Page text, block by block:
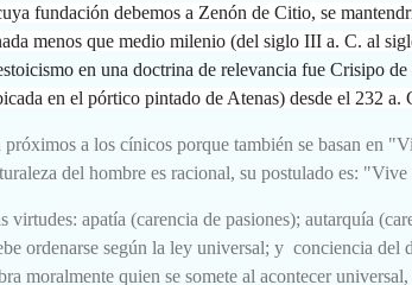
fundación debemos a Zenón de Citio, se
menos que medio milenio (del siglo III a. C. al
en una doctrina de relevancia fue Crisipo de
en el pórtico pintado de Atenas) desde el 232 a.
próximos a los cínicos porque también se basan en
del hombre es racional, su postulado es:
virtudes: apatía (carencia de pasiones); autarquía
ordenarse según la ley universal; y conciencia del
moralmente quien se somete al acontecer